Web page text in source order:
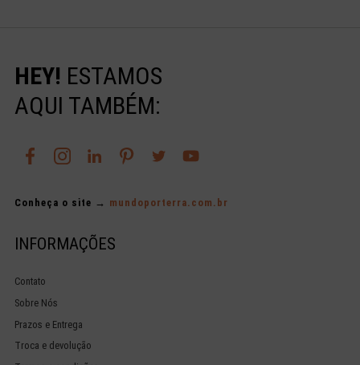
HEY! ESTAMOS
AQUI TAMBÉM:
Conheça o site → mundoporterra.com.br
INFORMAÇÕES
Contato
Sobre Nós
Prazos e Entrega
Troca e devolução